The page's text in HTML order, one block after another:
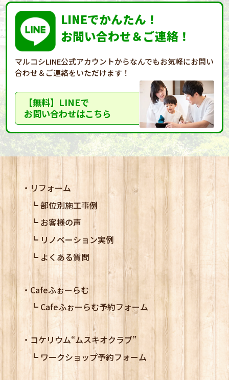
LINEでかんたん！
お問い合わせ＆ご連絡！
マルコシLINE公式アカウントからなんでもお気軽にお問い
合わせ＆ご連絡をいただけます！
【無料】LINEで
お問い合わせはこちら
リフォーム
部位別施工事例
お客様の声
リノベーション実例
よくある質問
Cafeふぉーらむ
Cafeふぉーらむ予約フォーム
コケリウム“ムスキオクラブ”
ワークショップ予約フォーム